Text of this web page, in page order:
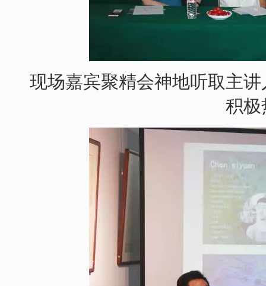
现场嘉宾聚精会神地听取主
积极